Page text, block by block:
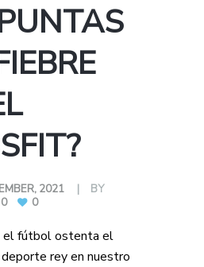
2021
BY
0 0
el fútbol ostenta el
rey en nuestro